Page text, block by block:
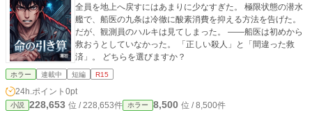
全員を地上へ戻すにはあまりに少なすぎた。 極限状態の潜水
艦で、船医の九条は冷徹に酸素消費を抑える方法を告げた。
だが、観測員のハルキは見てしまった。 ――船医は初めから
救おうとしていなかった。 「正しい殺人」と「間違った救
済」。 どちらを選びますか？
ホラー 連載中 短編 R15
24h.ポイント 0pt
小説 228,653 位 / 228,653件 ホラー 8,500 位 / 8,500件